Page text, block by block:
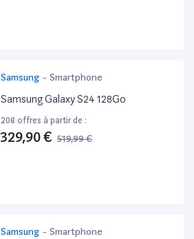
Samsung - Smartphone
Samsung Galaxy S24 128Go
208 offres à partir de :
329,90 € 519,99 €
Samsung - Smartphone